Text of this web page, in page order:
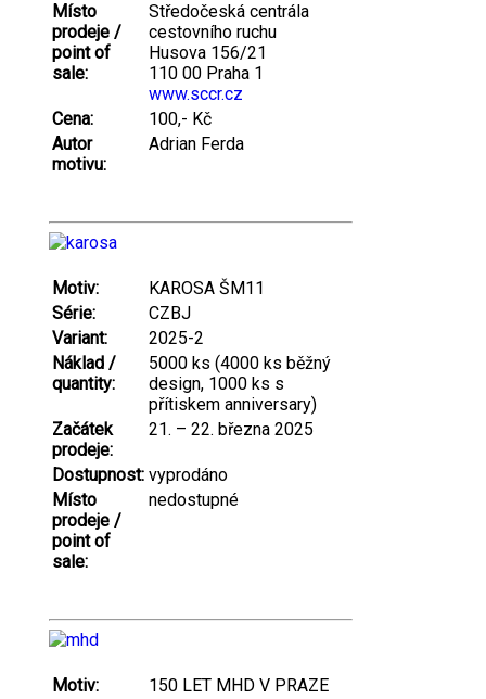
Místo
prodeje /
point of
sale:
Středočeská centrála
cestovního ruchu
Husova 156/21
110 00 Praha 1
www.sccr.cz
Cena:
100,- Kč
Autor
motivu:
Adrian Ferda
Motiv:
KAROSA ŠM11
Série:
CZBJ
Variant:
2025-2
Náklad /
quantity:
5000 ks (4000 ks běžný
design, 1000 ks s
přítiskem anniversary)
Začátek
prodeje:
21. – 22. března 2025
Dostupnost: vyprodáno
Místo
prodeje /
point of
sale:
nedostupné
Motiv:
150 LET MHD V PRAZE